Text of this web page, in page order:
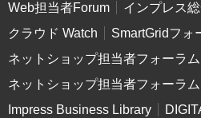
Web担当者Forum
インプレス
クラウド Watch
SmartGridフォ
ネットショップ担当者フォーラム
ネットショップ担当者フォーラ
Impress Business Library